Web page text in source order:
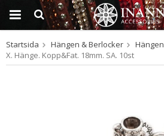
Produkten har blivit
tillagd i varukorgen
Startsida Hängen & Berlocker
Hängen
X. Hänge. Kopp&Fat. 18mm. SA. 10st